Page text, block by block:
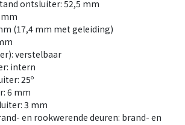
ontsluiter: 52,5 mm
(17,4 mm met geleiding)
verstelbaar
intern
25º
6 mm
3 mm
en rookwerende deuren: brand- en